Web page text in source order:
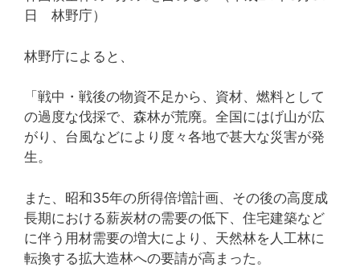
日 林野庁）
林野庁によると、
「戦中・戦後の物資不足から、資材、燃料として
の過度な伐採で、森林が荒廃。全国にはげ山が広
がり、台風などにより度々各地で甚大な災害が発
生。
また、昭和35年の所得倍増計画、その後の高度成
長期における薪炭材の需要の低下、住宅建築など
に伴う用材需要の増大により、天然林を人工林に
転換する拡大造林への要請が高まった。